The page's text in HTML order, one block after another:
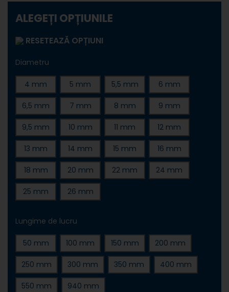
ALEGEȚI OPȚIUNILE
RESETEAZĂ OPȚIUNI
Diametru
4 mm 5 mm 5,5 mm 6 mm
6,5 mm 7 mm 8 mm 9 mm
9,5 mm 10 mm 11 mm 12 mm
13 mm 14 mm 15 mm 16 mm
18 mm 20 mm 22 mm 24 mm
25 mm 26 mm
Lungime de lucru
50 mm 100 mm 150 mm 200 mm
250 mm 300 mm 350 mm 400 mm
550 mm 940 mm